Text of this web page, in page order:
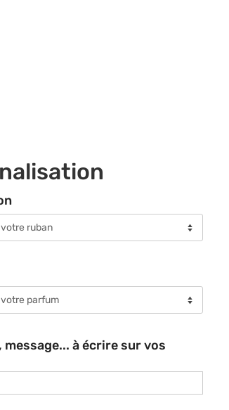
message... à écrire sur vos